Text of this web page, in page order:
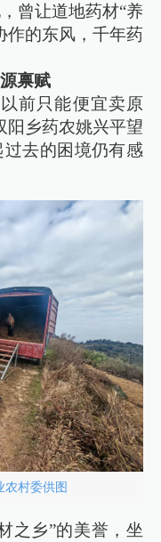
曾让道地药材“养
作的东风，千年药
禀赋
前只能便宜卖原
阳乡药农姚兴平望
去的困境仍有感
农村委供图
之乡”的美誉，坐